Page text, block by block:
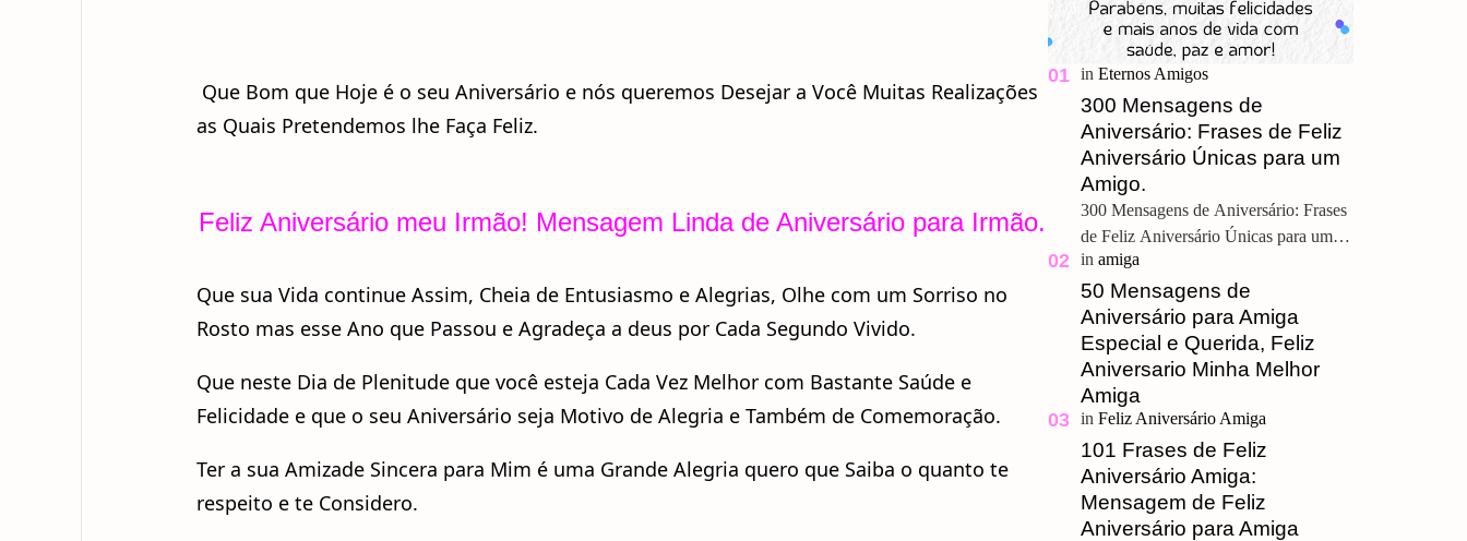
Que Bom que Hoje é o seu Aniversário e nós queremos Desejar a Você Muitas Realizações
as Quais Pretendemos lhe Faça Feliz.
Feliz Aniversário meu Irmão! Mensagem Linda de Aniversário para Irmão.
Que sua Vida continue Assim, Cheia de Entusiasmo e Alegrias, Olhe com um Sorriso no
Rosto mas esse Ano que Passou e Agradeça a deus por Cada Segundo Vivido.
Que neste Dia de Plenitude que você esteja Cada Vez Melhor com Bastante Saúde e
Felicidade e que o seu Aniversário seja Motivo de Alegria e Também de Comemoração.
Ter a sua Amizade Sincera para Mim é uma Grande Alegria quero que Saiba o quanto te
respeito e te Considero.
300 Mensagens de
Aniversário: Frases de Feliz
Aniversário Únicas para um
Amigo.
300 Mensagens de Aniversário: Frases
de Feliz Aniversário Únicas para um
Amigo. Feliz Aniversário Meu
Querido, u ma grande amizade é um
presente pre…
50 Mensagens de
Aniversário para Amiga
Especial e Querida, Feliz
Aniversario Minha Melhor
Amiga
101 Frases de Feliz
Aniversário Amiga:
Mensagem de Feliz
Aniversário para Amiga